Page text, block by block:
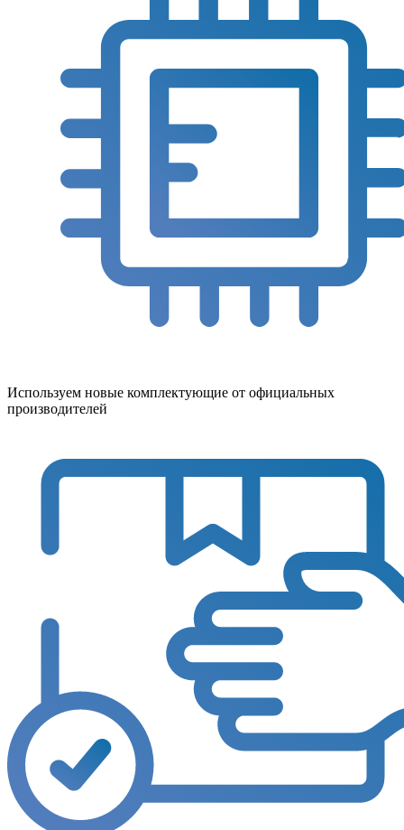
Используем новые комплектующие от официальных
производителей